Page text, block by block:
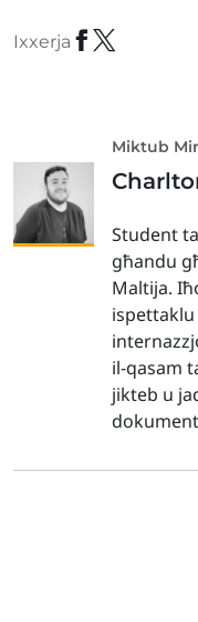
Ixxerja
Miktub
Student
għandu
Maltija.
il-qasam
jikteb u